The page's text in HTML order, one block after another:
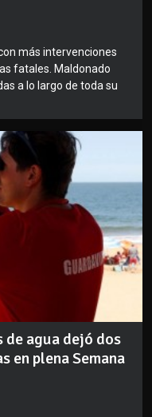
más intervenciones
fatales. Maldonado
a lo largo de toda su
de agua dejó dos
en plena Semana